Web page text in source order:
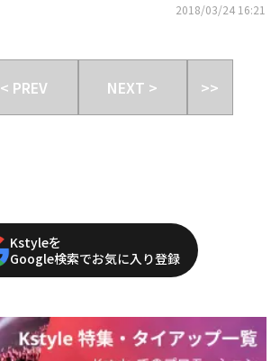
2018/03/24 16:21
< PREV NEXT > >>
Kstyleを
Google検索でお気に入り登録